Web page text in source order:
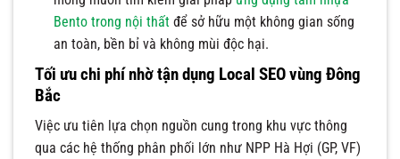
Bento trong nội thấtđể sở hữu một không gian sống
an toàn, bền bỉ và không mùi độc hại.
Tối ưu chi phí nhờ tận dụng Local SEO vùng Đông
Bắc
Việc ưu tiên lựa chọn nguồn cung trong khu vực thông
qua các hệ thống phân phối lớn như NPP Hà Hợi (GP, VF)